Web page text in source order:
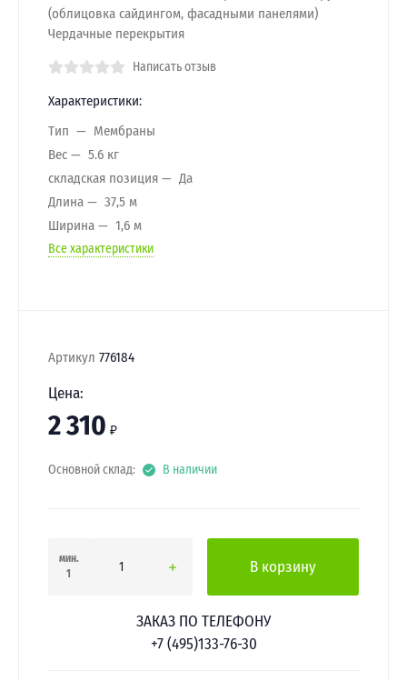
(облицовка сайдингом, фасадными панелями)
Чердачные перекрытия
Написать отзыв
Характеристики:
Тип
Мембраны
Вес
5.6 кг
складская позиция
Да
Длина
37,5 м
Ширина
1,6 м
Все характеристики
Артикул 776184
Цена:
2 310 ₽
Основной склад: В наличии
мин.
1
В корзину
ЗАКАЗ ПО ТЕЛЕФОНУ
+7 (495)133-76-30